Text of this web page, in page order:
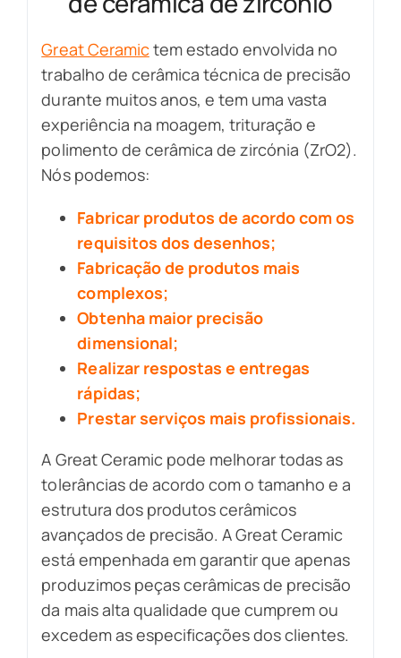
Great Ceramictem estado envolvida no
trabalho de cerâmica técnica de precisão
durante muitos anos, e tem uma vasta
experiência na moagem, trituração e
polimento de cerâmica de zircónia (ZrO2).
Nós podemos:
Fabricar produtos de acordo com os
requisitos dos desenhos;
Fabricação de produtos mais
complexos;
Obtenha maior precisão
dimensional;
Realizar respostas e entregas
rápidas;
Prestar serviços mais profissionais.
A Great Ceramic pode melhorar todas as
tolerâncias de acordo com o tamanho e a
estrutura dos produtos cerâmicos
avançados de precisão. A Great Ceramic
está empenhada em garantir que apenas
produzimos peças cerâmicas de precisão
da mais alta qualidade que cumprem ou
excedem as especificações dos clientes.